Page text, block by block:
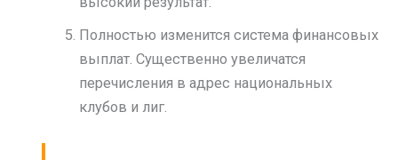
Полностью изменится система финансовых
выплат. Существенно увеличатся
перечисления в адрес национальных
клубов и лиг.